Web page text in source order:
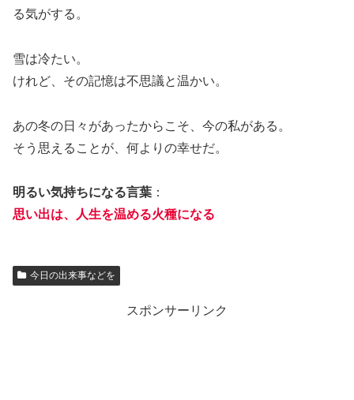
る気がする。
雪は冷たい。
けれど、その記憶は不思議と温かい。
あの冬の日々があったからこそ、今の私がある。
そう思えることが、何よりの幸せだ。
明るい気持ちになる言葉 ：
思い出は、人生を温める火種になる
今日の出来事などを
スポンサーリンク